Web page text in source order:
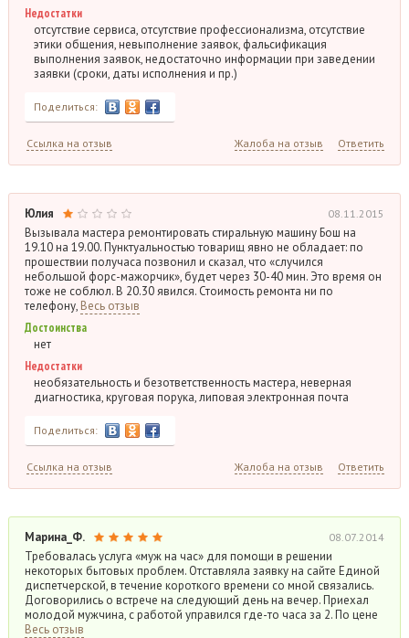
Недостатки
отсутствие сервиса, отсутствие профессионализма, отсутствие
этики общения, невыполнение заявок, фальсификация
выполнения заявок, недостаточно информации при заведении
заявки (сроки, даты исполнения и пр.)
Поделиться:
Ссылка на отзыв Жалоба на отзыв Ответить
Юлия 08.11.2015
Вызывала мастера ремонтировать стиральную машину Бош на
19.10 на 19.00. Пунктуальностью товарищ явно не обладает: по
прошествии получаса позвонил и сказал, что «случился
небольшой форс-мажорчик», будет через 30-40 мин. Это время он
тоже не соблюл. В 20.30 явился. Стоимость ремонта ни по
телефону, Весь отзыв
Достоинства
нет
Недостатки
необязательность и безответственность мастера, неверная
диагностика, круговая порука, липовая электронная почта
Поделиться:
Ссылка на отзыв Жалоба на отзыв Ответить
Марина_Ф. 08.07.2014
Требовалась услуга «муж на час» для помощи в решении
некоторых бытовых проблем. Отставляла заявку на сайте Единой
диспетчерской, в течение короткого времени со мной связались.
Договорились о встрече на следующий день на вечер. Приехал
молодой мужчина, с работой управился где-то часа за 2. По цене
Весь отзыв